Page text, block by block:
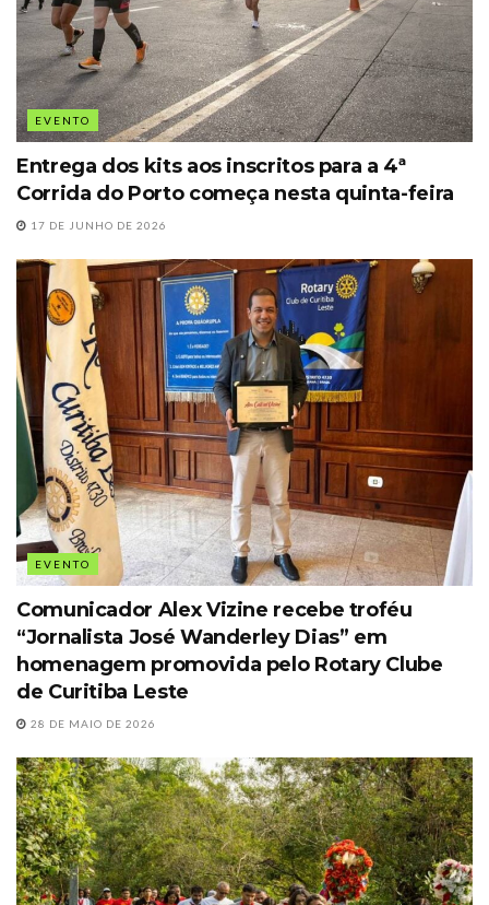
EVENTO
Entrega dos kits aos inscritos para a 4ª
Corrida do Porto começa nesta quinta-feira
17 DE JUNHO DE 2026
EVENTO
Comunicador Alex Vizine recebe troféu
“Jornalista José Wanderley Dias” em
homenagem promovida pelo Rotary Clube
de Curitiba Leste
28 DE MAIO DE 2026